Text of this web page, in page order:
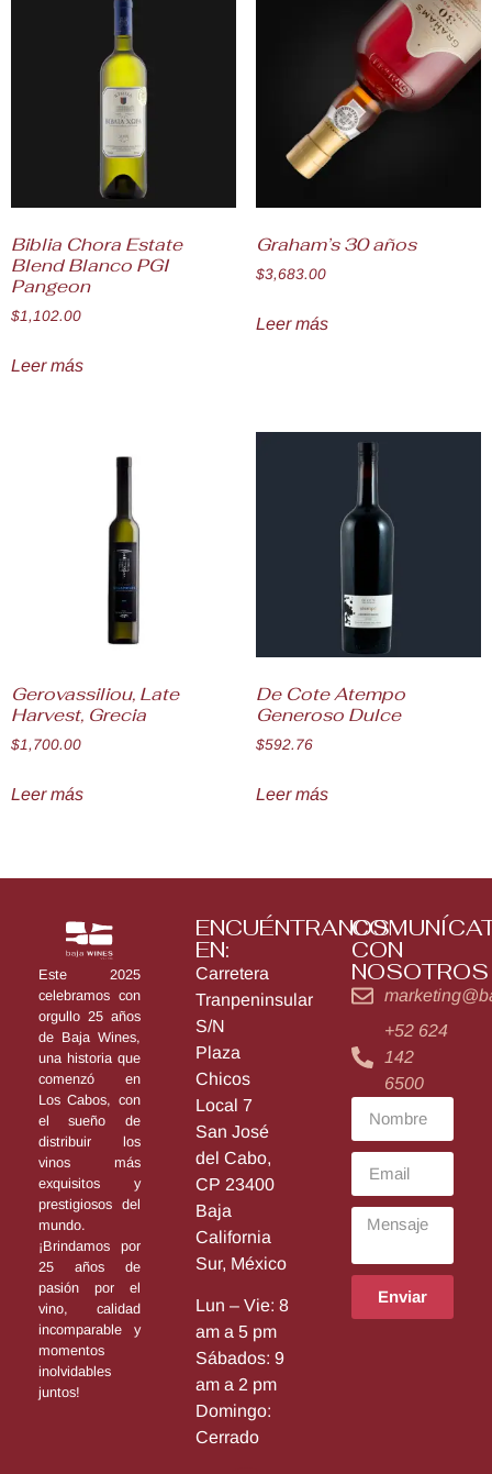
Biblia Chora Estate
Blend Blanco PGI
Pangeon
$1,102.00
Leer más
Graham’s 30 años
$3,683.00
Leer más
Gerovassiliou, Late
Harvest, Grecia
$1,700.00
Leer más
De Cote Atempo
Generoso Dulce
$592.76
Leer más
Este 2025
celebramos con
orgullo 25 años
de Baja Wines,
una historia que
comenzó en
Los Cabos, con
el sueño de
distribuir los
vinos más
exquisitos y
prestigiosos del
mundo.
¡Brindamos por
25 años de
pasión por el
vino, calidad
incomparable y
momentos
inolvidables
juntos!
ENCUÉNTRANOS
EN:
Carretera
Tranpeninsular
S/N
Plaza
Chicos
Local 7
San José
del Cabo,
CP 23400
Baja
California
Sur, México
Lun – Vie: 8
am a 5 pm
Sábados: 9
am a 2 pm
Domingo:
Cerrado
CON
NOSOTROS
+52 624
142
6500
Enviar